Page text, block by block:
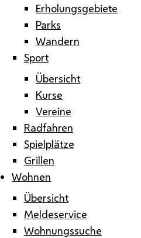
Erholungsgebiete
Parks
Wandern
Sport
Übersicht
Kurse
Vereine
Radfahren
Spielplätze
Grillen
Wohnen
Übersicht
Meldeservice
Wohnungssuche